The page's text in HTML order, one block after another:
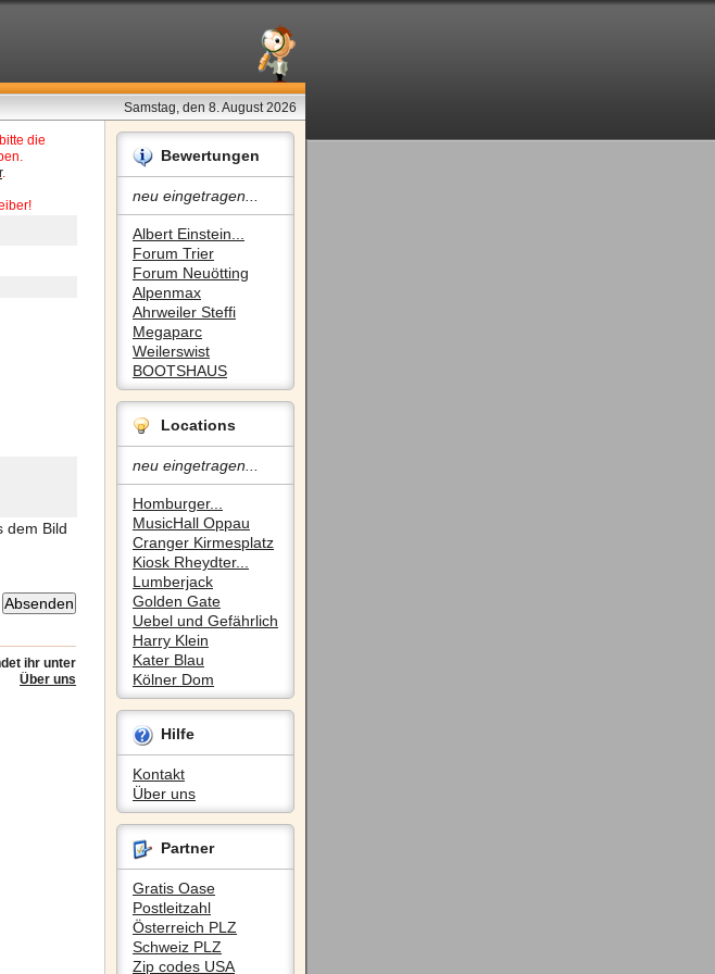
Samstag, den 8. August 2026
Bewertungen
neu eingetragen...
Albert Einstein...
Forum Trier
Forum Neuötting
Alpenmax
Ahrweiler Steffi
Megaparc
Weilerswist
BOOTSHAUS
Locations
neu eingetragen...
Homburger...
MusicHall Oppau
Cranger Kirmesplatz
Kiosk Rheydter...
Lumberjack
Golden Gate
Uebel und Gefährlich
Harry Klein
Kater Blau
Kölner Dom
Hilfe
Kontakt
Über uns
Partner
Gratis Oase
Postleitzahl
Österreich PLZ
Schweiz PLZ
Zip codes USA
die
.
dem Bild
ihr unter
Über uns